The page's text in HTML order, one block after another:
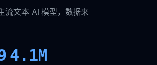
流文本 AI 模型，数据来
4.1M